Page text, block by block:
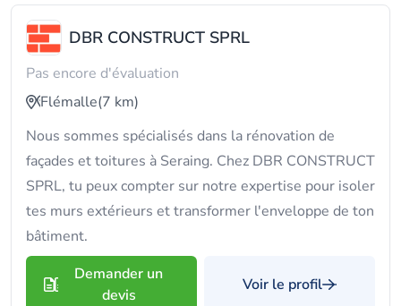
DBR CONSTRUCT SPRL
Pas encore d'évaluation
Flémalle(7 km)
Nous sommes spécialisés dans la rénovation de
façades et toitures à Seraing. Chez DBR CONSTRUCT
SPRL, tu peux compter sur notre expertise pour isoler
tes murs extérieurs et transformer l'enveloppe de ton
bâtiment.
Demander un
devis
Voir le profil